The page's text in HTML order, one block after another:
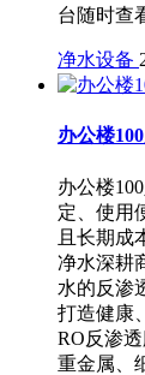
台随时查
净水设备
办公楼
办公楼
定、使用
且长期成
净水深耕
水的反渗
打造健康
RO反渗
重金属、